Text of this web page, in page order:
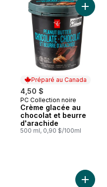
Préparé au Canada
4,50 $
Préparé au Canada
PC Collection noire
Crème glacée au
chocolat et beurre
d'arachide
500 ml, 0,90 $/100ml